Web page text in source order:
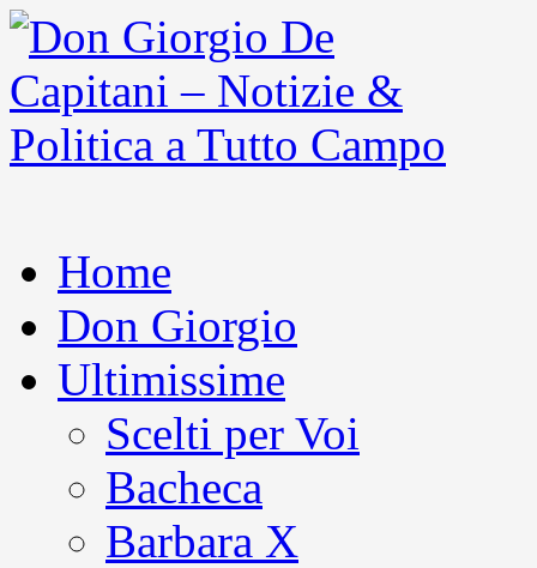
Home
Don Giorgio
Ultimissime
Scelti per Voi
Bacheca
Barbara X